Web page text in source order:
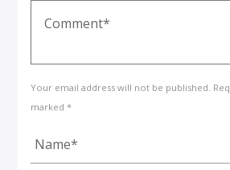
Your email address will not be published.
marked *